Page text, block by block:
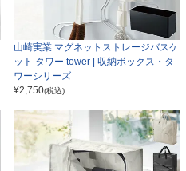
山崎実業 マグネットストレージバスケ
ット タワー tower | 収納ボックス・タ
ワーシリーズ
¥2,750(税込)